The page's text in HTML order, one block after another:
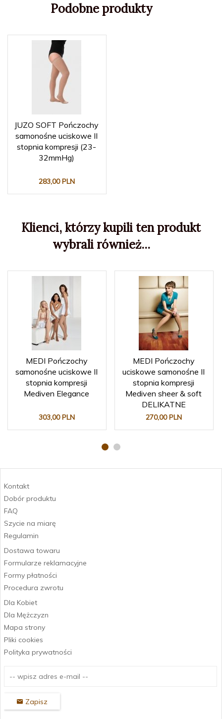
Podobne produkty
JUZO SOFT Pończochy
samonośne uciskowe II
stopnia kompresji (23-
32mmHg)
283,00 PLN
Klienci, którzy kupili ten produkt
wybrali również...
MEDI Pończochy
samonośne uciskowe II
stopnia kompresji
Mediven Elegance
303,00 PLN
MEDI Pończochy
uciskowe samonośne II
stopnia kompresji
Mediven sheer & soft
DELIKATNE
270,00 PLN
Kontakt
Dobór produktu
FAQ
Szycie na miarę
Regulamin
Dostawa towaru
Formularze reklamacyjne
Formy płatności
Procedura zwrotu
Dla Kobiet
Dla Mężczyzn
Mapa strony
Pliki cookies
Polityka prywatności
Zapisz